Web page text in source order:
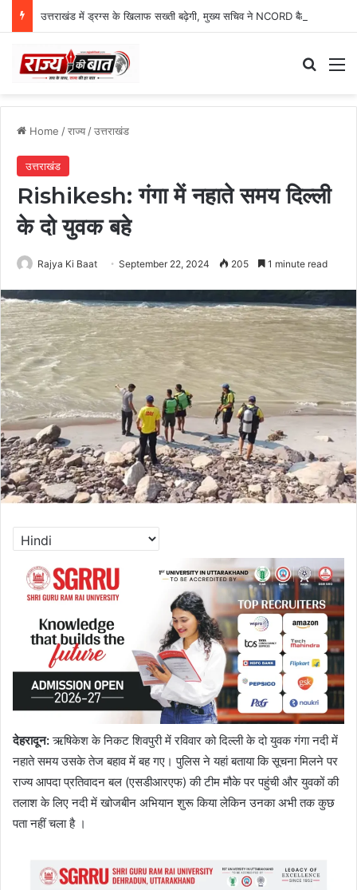
Home /राज्य/उत्तराखंड
उत्तराखंड
Rishikesh: गंगा में नहाते समय दिल्ली
के दो युवक बहे
Rajya Ki Baat September 22, 2024 205 1 minute read
देहरादून:ऋषिकेश के निकट शिवपुरी में रविवार को दिल्ली के दो युवक गंगा नदी में
नहाते समय उसके तेज बहाव में बह गए। पुलिस ने यहां बताया कि सूचना मिलने पर
राज्य आपदा प्रतिवादन बल (एसडीआरएफ) की टीम मौके पर पहुंची और युवकों की
तलाश के लिए नदी में खोजबीन अभियान शुरू किया लेकिन उनका अभी तक कुछ
पता नहीं चला है ।